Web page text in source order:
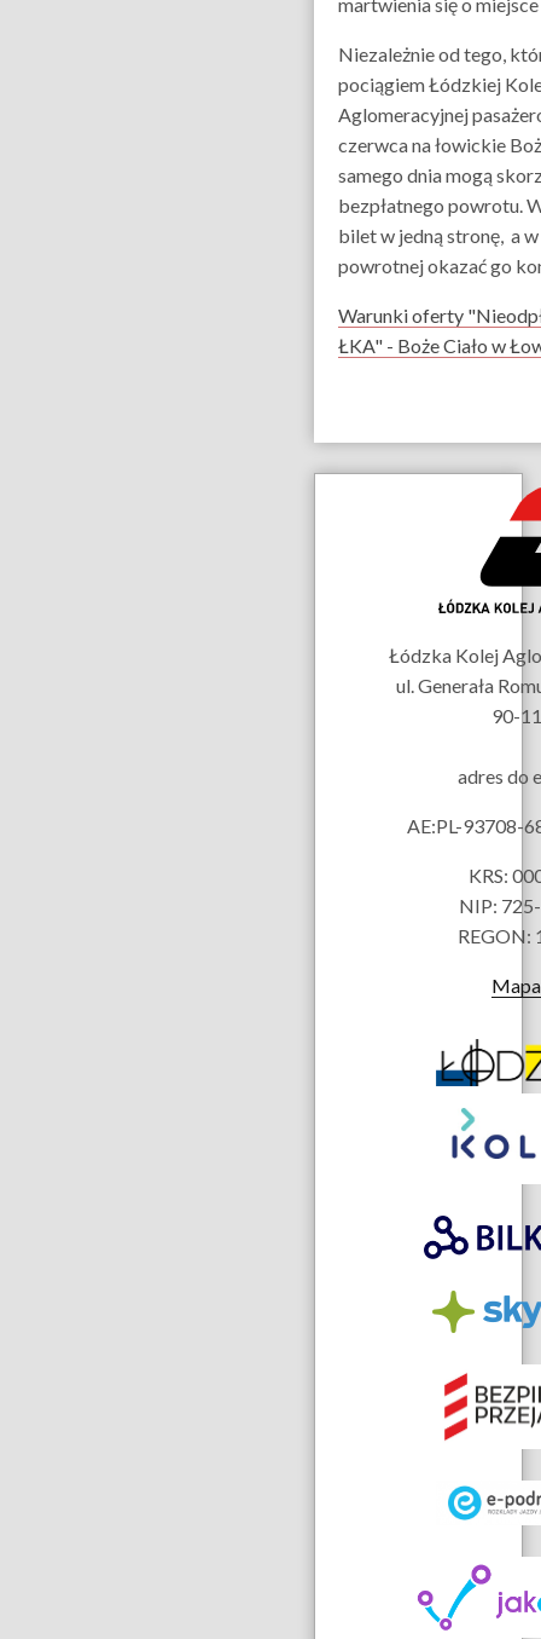
Niezależnie od tego,
pociągiem Łódzkiej
Aglomeracyjnej
czerwca na łowickie
samego dnia mogą
bezpłatnego powrotu.
bilet w jedną stronę, a
powrotnej okazać go
Warunki oferty
ŁKA" - Boże Ciało w
kontaktowe
Łódzka Kolej
ul. Generała
90-
adres do
AE:PL-93708-
KRS:
NIP:
REGON:
Partnerzy